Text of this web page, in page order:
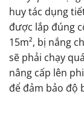
huy tác dụng
được lắp đúng
15m², bị nắng
sẽ phải chạy
nâng cấp lên
để đảm bảo độ